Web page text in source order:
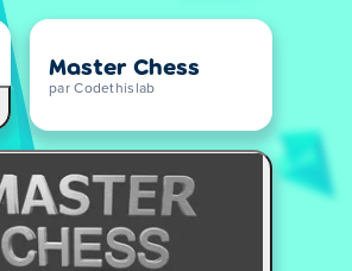
Master Chess
par Codethislab